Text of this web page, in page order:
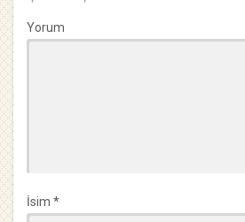
Yorum
İsim *